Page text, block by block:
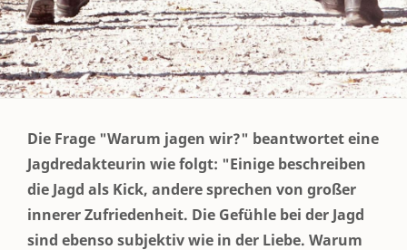
Die Frage "Warum jagen wir?" beantwortet eine
Jagdredakteurin wie folgt: "Einige beschreiben
die Jagd als Kick, andere sprechen von großer
innerer Zufriedenheit. Die Gefühle bei der Jagd
sind ebenso subjektiv wie in der Liebe. Warum